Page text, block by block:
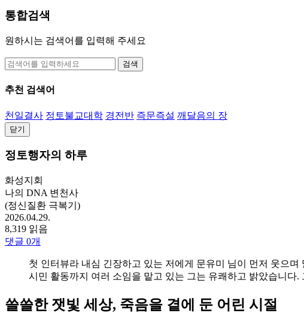
통합검색
원하시는 검색어를 입력해 주세요
검색
추천 검색어
천일결사 정토불교대학 경전반 즉문즉설 깨달음의 장
닫기
정토행자의 하루
화성지회
나의 DNA 변천사
(정신질환 극복기)
2026.04.29.
8,319 읽음
댓글 0개
첫 인터뷰라 내심 긴장하고 있는 저에게 문유미 님이 먼저 웃으
시민 활동까지 여러 소임을 맡고 있는 그는 유쾌하고 밝았습니다
쓸쓸한 잿빛 세상, 죽음을 곁에 둔 어린 시절